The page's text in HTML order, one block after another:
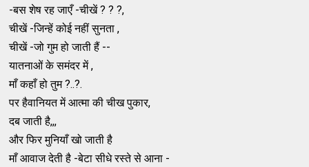
-बस शेष रह जाएँ -चीखें ? ? ?,
चीखें -जिन्हें कोई नहीं सुनता ,
चीखें -जो गुम हो जाती हैं --
यातनाओं के समंदर में ,
माँ कहाँ हो तुम ?..?.
पर हैवानियत में आत्मा की चीख पुकार,
दब जाती है,,,
और फिर मुनियाँ खो जाती है
माँ आवाज देती है -बेटा सीधे रस्ते से आना -